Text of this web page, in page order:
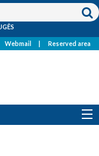
Webmail Reserved area